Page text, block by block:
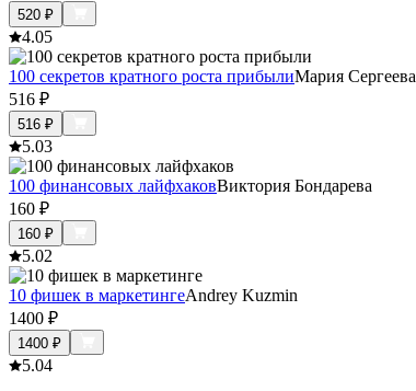
520 ₽
4.05
100 секретов кратного роста прибылиМария Сергеева
516 ₽
516 ₽
5.03
100 финансовых лайфхаковВиктория Бондарева
160 ₽
160 ₽
5.02
10 фишек в маркетингеAndrey Kuzmin
1400 ₽
1400 ₽
5.04